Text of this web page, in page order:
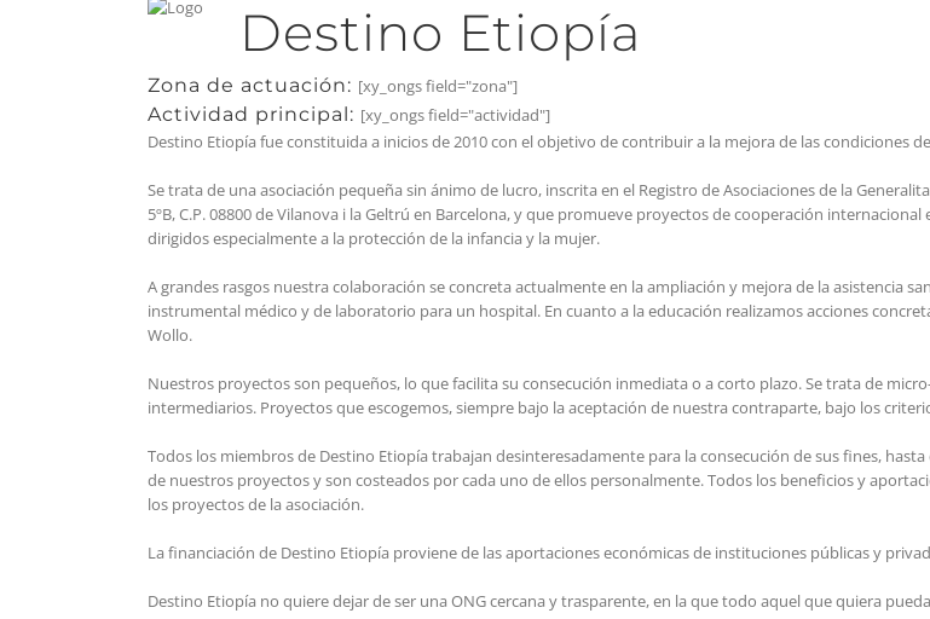
Destino Etiopía
Zona de actuación: [xy_ongs field="zona"]
Actividad principal: [xy_ongs field="actividad"]
Destino Etiopía fue constituida a inicios de 2010 con el objetivo de contribuir a la mejora de las condiciones
Se trata de una asociación pequeña sin ánimo de lucro, inscrita en el Registro de Asociaciones de la
5ºB, C.P. 08800 de Vilanova i la Geltrú en Barcelona, y que promueve proyectos de cooperación
dirigidos especialmente a la protección de la infancia y la mujer.
A grandes rasgos nuestra colaboración se concreta actualmente en la ampliación y mejora de la asistencia
instrumental médico y de laboratorio para un hospital. En cuanto a la educación realizamos acciones
Wollo.
Nuestros proyectos son pequeños, lo que facilita su consecución inmediata o a corto plazo. Se trata de
intermediarios. Proyectos que escogemos, siempre bajo la aceptación de nuestra contraparte, bajo los
Todos los miembros de Destino Etiopía trabajan desinteresadamente para la consecución de sus fines,
de nuestros proyectos y son costeados por cada uno de ellos personalmente. Todos los beneficios y
los proyectos de la asociación.
La financiación de Destino Etiopía proviene de las aportaciones económicas de instituciones públicas y
Destino Etiopía no quiere dejar de ser una ONG cercana y trasparente, en la que todo aquel que quiera